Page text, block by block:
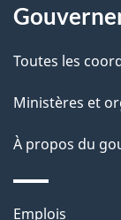
i
l
s
d
e
propos
de
ce
site
Toutes les
Ministères et
À propos du
Thèmes
Emplois